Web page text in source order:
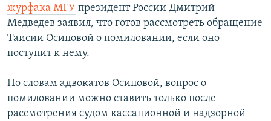
журфака МГУ президент России Дмитрий
Медведев заявил, что готов рассмотреть обращение
Таисии Осиповой о помиловании, если оно
поступит к нему.
По словам адвокатов Осиповой, вопрос о
помиловании можно ставить только после
рассмотрения судом кассационной и надзорной